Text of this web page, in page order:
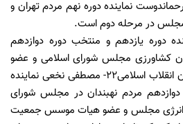
۲۰- مجتبی رحماندوست نماینده دوره نهم مردم تهران و
مجلس در مرحله دوم است.
دوره یازدهم و منتخب دوره دوازدهم
کشاورزی مجلس شورای اسلامی و عضو
هیات موسس جمعیت گفتمان انقلاب اسلامی۲۲- مصطفی نخعی نماینده
مردم نهبندان در مجلس شورای
انرژی مجلس و عضو هیات موسس جمعیت